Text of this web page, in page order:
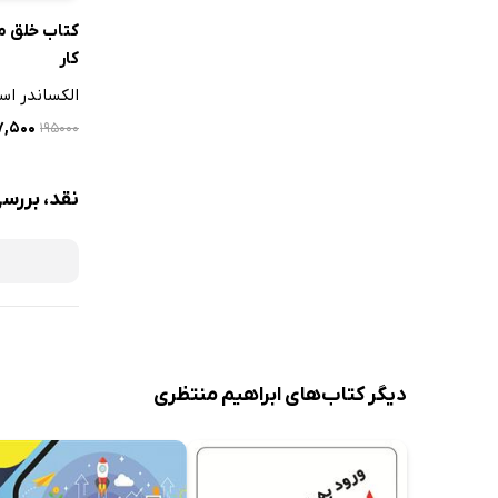
حوزه
حوزه توسعه
نقش امور
شرح
مهارت‌ها
کتاب خلق
کار
الکساندر
۱۹۵۰۰۰
نقد،
دیگر کتاب‌های ابراهیم منتظری